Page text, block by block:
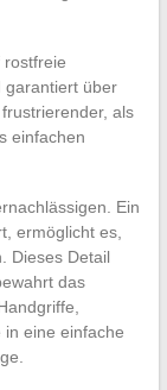
rostfreie
garantiert über
als
einfachen
Ein
ermöglicht es,
Dieses Detail
das
eine einfache